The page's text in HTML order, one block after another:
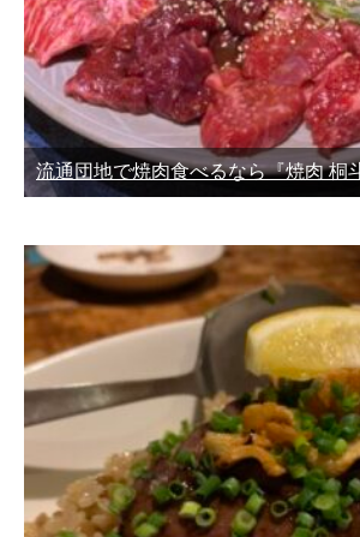
流通団地で焼肉食べるなら『焼肉 桐